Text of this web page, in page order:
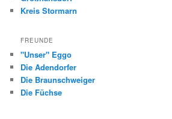
Kreis Stormarn
FREUNDE
"Unser" Eggo
Die Adendorfer
Die Braunschweiger
Die Füchse